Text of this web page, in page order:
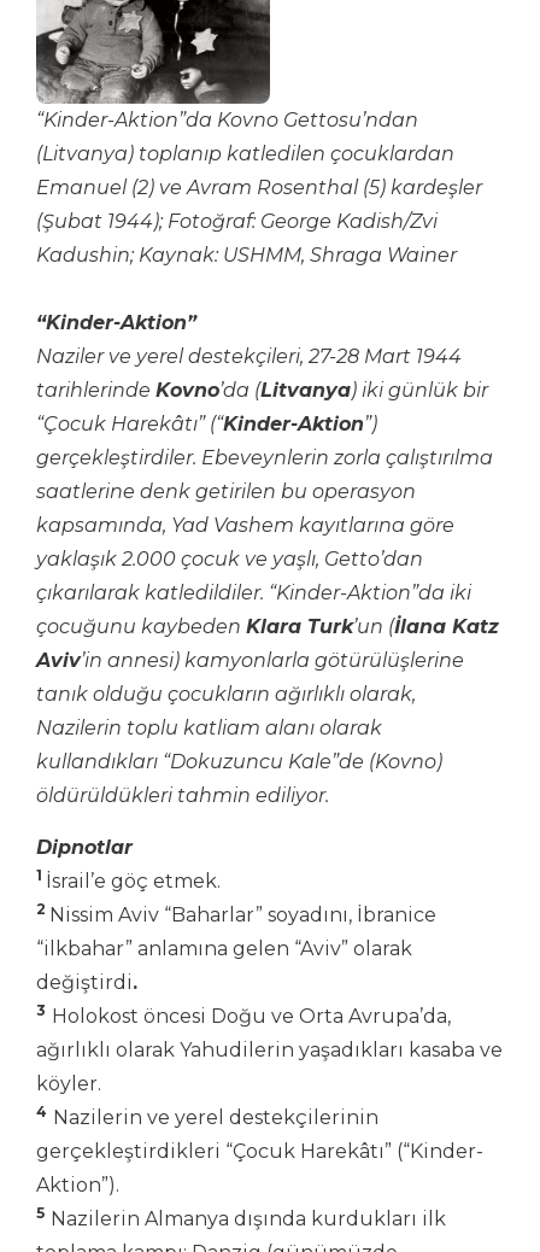
“Kinder-Aktion”da Kovno Gettosu’ndan
(Litvanya) toplanıp katledilen çocuklardan
Emanuel (2) ve Avram Rosenthal (5) kardeşler
(Şubat 1944); Fotoğraf: George Kadish/Zvi
Kadushin; Kaynak: USHMM, Shraga Wainer
“Kinder-Aktion”
Naziler ve yerel destekçileri, 27-28 Mart 1944
tarihlerinde Kovno’da (Litvanya) iki günlük bir
“Çocuk Harekâtı” (“Kinder-Aktion”)
gerçekleştirdiler. Ebeveynlerin zorla çalıştırılma
saatlerine denk getirilen bu operasyon
kapsamında, Yad Vashem kayıtlarına göre
yaklaşık 2.000 çocuk ve yaşlı, Getto’dan
çıkarılarak katledildiler. “Kinder-Aktion”da iki
çocuğunu kaybeden Klara Turk’un (İlana Katz
Aviv’in annesi) kamyonlarla götürülüşlerine
tanık olduğu çocukların ağırlıklı olarak,
Nazilerin toplu katliam alanı olarak
kullandıkları “Dokuzuncu Kale”de (Kovno)
öldürüldükleri tahmin ediliyor.
Dipnotlar
1 İsrail’e göç etmek.
2 Nissim Aviv “Baharlar” soyadını, İbranice
“ilkbahar” anlamına gelen “Aviv” olarak
değiştirdi.
3 Holokost öncesi Doğu ve Orta Avrupa’da,
ağırlıklı olarak Yahudilerin yaşadıkları kasaba ve
köyler.
4 Nazilerin ve yerel destekçilerinin
gerçekleştirdikleri “Çocuk Harekâtı” (“Kinder-
Aktion”).
5 Nazilerin Almanya dışında kurdukları ilk